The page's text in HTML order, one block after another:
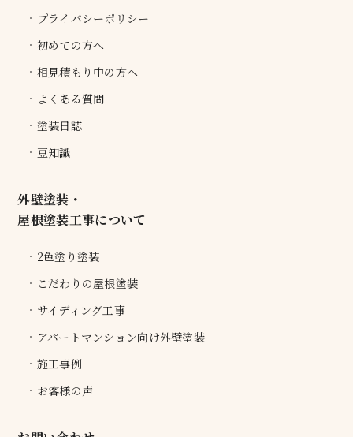
プライバシーポリシー
初めての方へ
相見積もり中の方へ
よくある質問
塗装日誌
豆知識
外壁塗装・
屋根塗装工事について
2色塗り塗装
こだわりの屋根塗装
サイディング工事
アパートマンション向け外壁塗装
施工事例
お客様の声